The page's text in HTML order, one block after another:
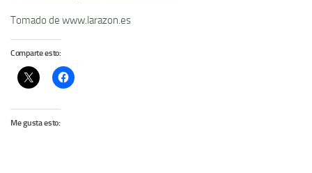
Tomado de www.larazon.es
Comparte esto:
Me gusta esto: